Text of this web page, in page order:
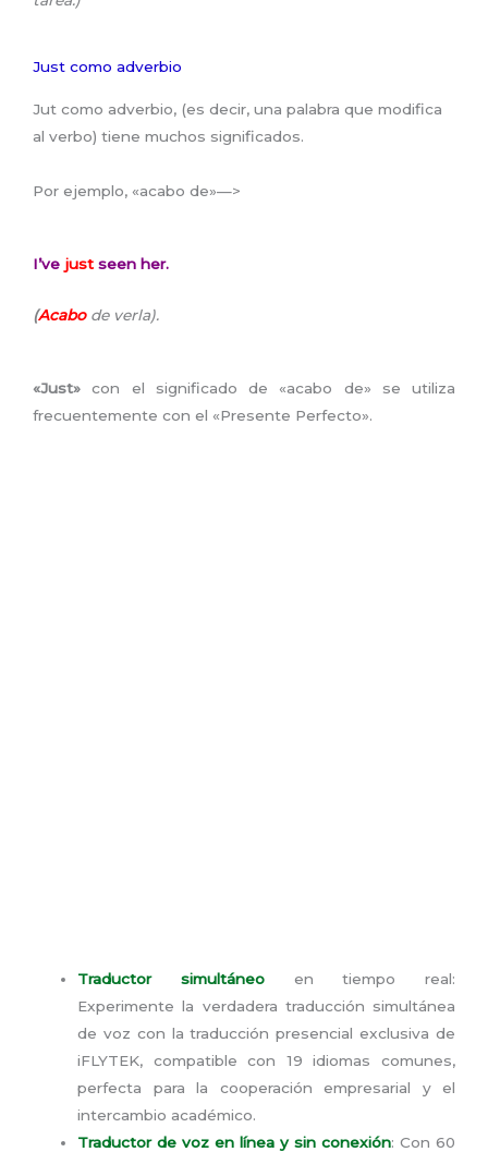
Just como adverbio
Jut como adverbio, (es decir, una palabra que modifica
al verbo) tiene muchos significados.
Por ejemplo, «acabo de»—>
I’ve just seen her.
(Acabode verla).
«Just»con el significado de «acabo de» se utiliza
frecuentemente con el «Presente Perfecto».
Traductor simultáneoen tiempo real:
Experimente la verdadera traducción simultánea
de voz con la traducción presencial exclusiva de
iFLYTEK, compatible con 19 idiomas comunes,
perfecta para la cooperación empresarial y el
intercambio académico.
Traductor de voz en línea y sin conexión: Con 60